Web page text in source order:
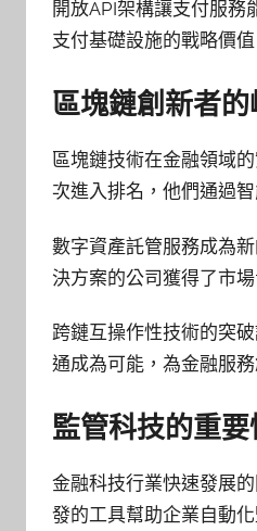
開放API架構讓支付服務
支付基礎設施的戰略價
區塊鏈創新者的
區塊鏈技術在金融領域
次進入排名，他們通過
數字資產託管服務成為
決方案的公司獲得了市
跨鏈互操作性技術的突
通成為可能，為金融服
監管科技的重要
金融科技行業快速發展
發的工具幫助企業自動